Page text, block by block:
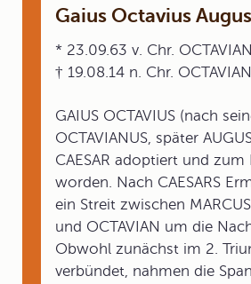
Gaius Octavius
* 23.09.63 v. Chr.
† 19.08.14 n. Chr.
GAIUS OCTAVIUS (nach
OCTAVIANUS, später
CAESAR adoptiert und
worden. Nach CAESARS
ein Streit zwischen
und OCTAVIAN um die
Obwohl zunächst im 2.
verbündet, nahmen die